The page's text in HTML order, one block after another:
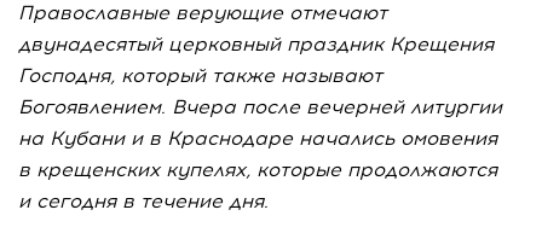
Православные верующие отмечают
двунадесятый церковный праздник Крещения
Господня, который также называют
Богоявлением. Вчера после вечерней литургии
на Кубани и в Краснодаре начались омовения
в крещенских купелях, которые продолжаются
и сегодня в течение дня.